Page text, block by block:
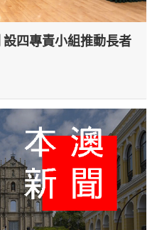
四專責小組推動長者